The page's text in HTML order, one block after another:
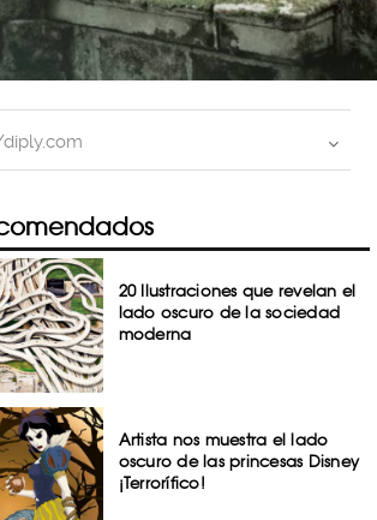
20 Ilustraciones que revelan el
lado oscuro de la sociedad
moderna
Artista nos muestra el lado
oscuro de las princesas Disney
¡Terrorífico!